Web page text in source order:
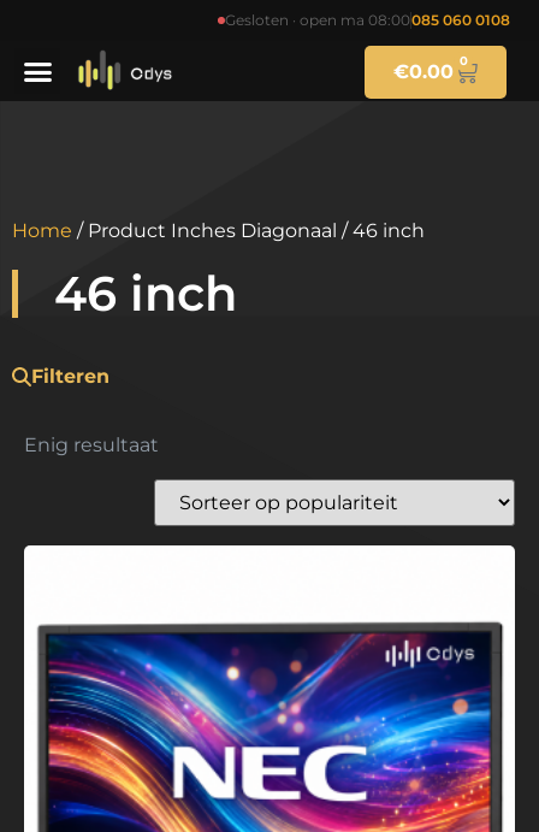
Gesloten · open ma 08:00085 060 0108
€0.00 0
Home / Product Inches Diagonaal / 46 inch
46 inch
Filteren
Enig resultaat